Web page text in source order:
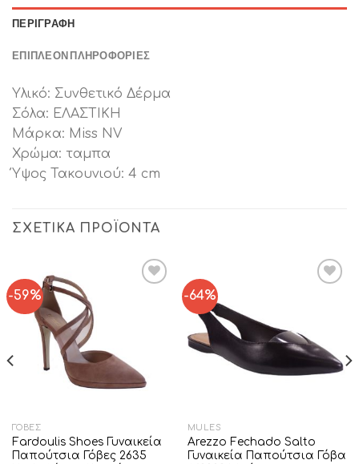
ΠΕΡΙΓΡΑΦΉ
ΕΠΙΠΛΈΟΝ ΠΛΗΡΟΦΟΡΊΕΣ
Υλικό: Συνθετικό Δέρμα
Σόλα: ΕΛΑΣΤΙΚΗ
Μάρκα: Miss NV
Χρώμα: ταμπα
Ύψος Τακουνιού: 4 cm
ΣΧΕΤΙΚΆ ΠΡΟΪΌΝΤΑ
-59%
ΓΌΒΕΣ
Fardoulis Shoes Γυναικεία
Παπούτσια Γόβες 2635
-64%
MULES
Arezzo Fechado Salto
Γυναικεία Παπούτσια Γόβα